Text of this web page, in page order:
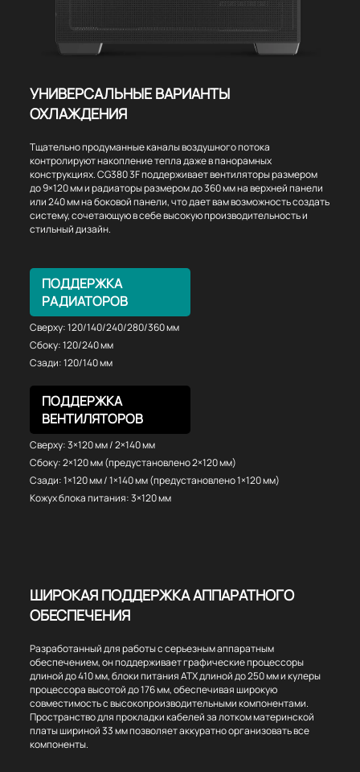
УНИВЕРСАЛЬНЫЕ ВАРИАНТЫ
ОХЛАЖДЕНИЯ
Тщательно продуманные каналы воздушного потока
контролируют накопление тепла даже в панорамных
конструкциях. CG380 3F поддерживает вентиляторы размером
до 9×120 мм и радиаторы размером до 360 мм на верхней панели
или 240 мм на боковой панели, что дает вам возможность создать
систему, сочетающую в себе высокую производительность и
стильный дизайн.
ПОДДЕРЖКА
РАДИАТОРОВ
Сверху: 120/140/240/280/360 мм
Сбоку: 120/240 мм
Сзади: 120/140 мм
ПОДДЕРЖКА
ВЕНТИЛЯТОРОВ
Сверху: 3×120 мм / 2×140 мм
Сбоку: 2×120 мм (предустановлено 2×120 мм)
Сзади: 1×120 мм / 1×140 мм (предустановлено 1×120 мм)
Кожух блока питания: 3×120 мм
ШИРОКАЯ ПОДДЕРЖКА АППАРАТНОГО
ОБЕСПЕЧЕНИЯ
Разработанный для работы с серьезным аппаратным
обеспечением, он поддерживает графические процессоры
длиной до 410 мм, блоки питания ATX длиной до 250 мм и кулеры
процессора высотой до 176 мм, обеспечивая широкую
совместимость с высокопроизводительными компонентами.
Пространство для прокладки кабелей за лотком материнской
платы шириной 33 мм позволяет аккуратно организовать все
компоненты.